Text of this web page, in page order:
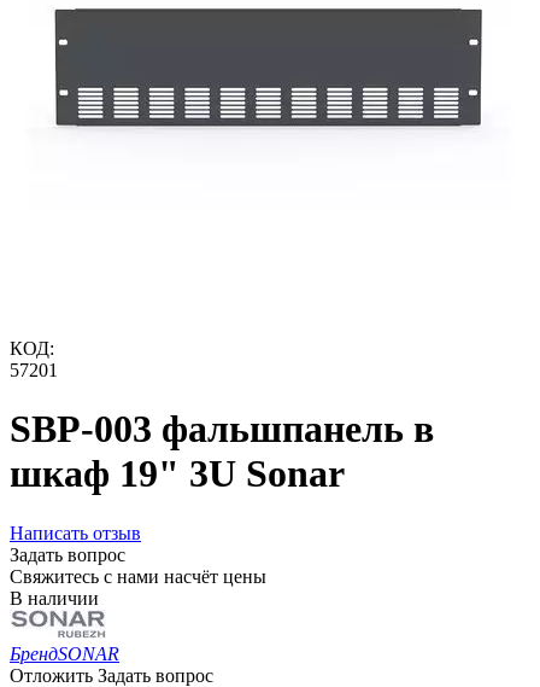
КОД:
57201
SBP-003 фальшпанель в
шкаф 19" 3U Sonar
Написать отзыв
Задать вопрос
Свяжитесь с нами насчёт цены
В наличии
БрендSONAR
Отложить Задать вопрос